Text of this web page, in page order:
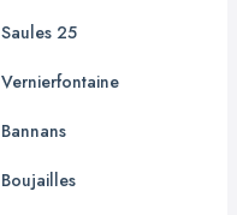
Saules 25
Vernierfontaine
Bannans
Boujailles